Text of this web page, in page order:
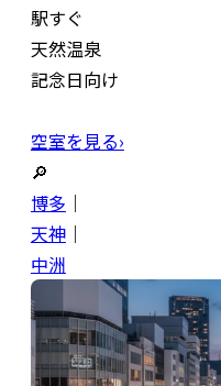
駅すぐ
天然温泉
記念日向け
空室を見る›
🔎
博多 ｜
天神｜
中洲